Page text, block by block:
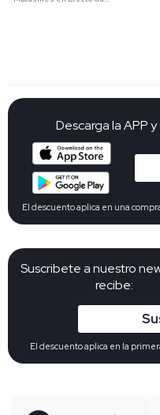
Suscribete a nuestro
recibe:
El descuento aplica en la
Descarga la APP
El descuento aplica en una